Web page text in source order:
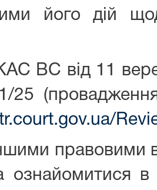
його дій
ВС від 11
25
правовими
в